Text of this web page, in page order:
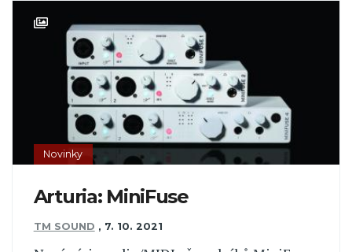
Novinky
Arturia: MiniFuse
TM SOUND , 7. 10. 2021